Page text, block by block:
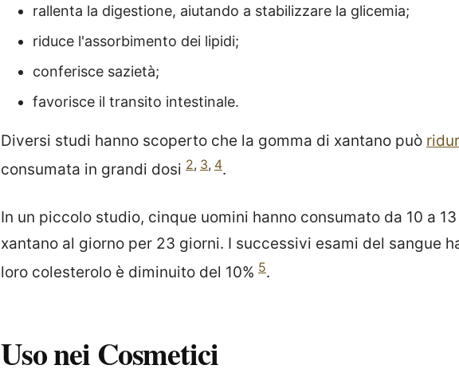
rallenta la digestione, aiutando a stabilizzare la glicemia;
riduce l'assorbimento dei lipidi;
conferisce sazietà;
favorisce il transito intestinale.
Diversi studi hanno scoperto che la gomma di xantano può
consumata in grandi dosi 2, 3, 4.
In un piccolo studio, cinque uomini hanno consumato da 10 a
xantano al giorno per 23 giorni. I successivi esami del sangue
loro colesterolo è diminuito del 10% 5.
Uso nei Cosmetici